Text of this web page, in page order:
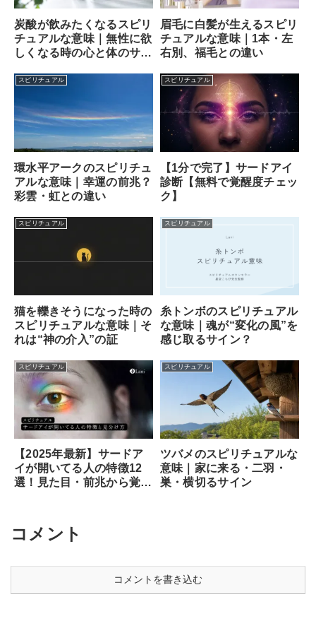
炭酸が飲みたくなるスピリ
チュアルな意味｜無性に欲
しくなる時の心と体のサイ
眉毛に白髪が生えるスピリ
チュアルな意味｜1本・左
右別、福毛との違い
スピリチュアル
環水平アークのスピリチュ
アルな意味｜幸運の前兆？
彩雲・虹との違い
スピリチュアル
【1分で完了】サードアイ
診断【無料で覚醒度チェッ
ク】
スピリチュアル
猫を轢きそうになった時の
スピリチュアルな意味｜そ
れは“神の介入”の証
スピリチュアル
糸トンボのスピリチュアル
な意味｜魂が“変化の風”を
感じ取るサイン？
スピリチュアル
【2025年最新】サードア
イが開いてる人の特徴12
選！見た目・前兆から覚醒
スピリチュアル
ツバメのスピリチュアルな
意味｜家に来る・二羽・
巣・横切るサイン
コメント
コメントを書き込む